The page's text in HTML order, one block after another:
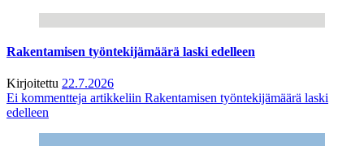
Rakentamisen työntekijämäärä laski edelleen
Kirjoitettu 22.7.2026
Ei kommentteja artikkeliin Rakentamisen työntekijämäärä laski
edelleen